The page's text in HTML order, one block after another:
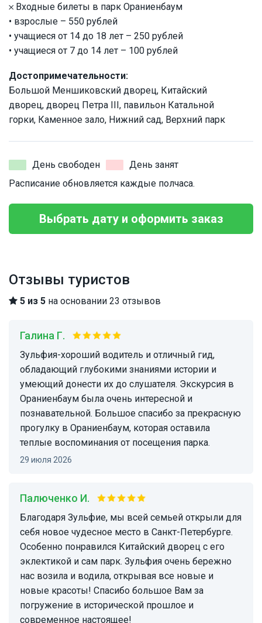
𐄂 Входные билеты в парк Ораниенбаум
• взрослые – 550 рублей
• учащиеся от 14 до 18 лет – 250 рублей
• учащиеся от 7 до 14 лет – 100 рублей
Достопримечательности:
Большой Меншиковский дворец, Китайский
дворец, дворец Петра III, павильон Катальной
горки, Каменное зало, Нижний сад, Верхний парк
День свободен
День занят
Расписание обновляется каждые полчаса.
Выбрать дату и оформить заказ
Отзывы туристов
5 из 5 на основании 23 отзывов
Галина Г.
Зульфия-хороший водитель и отличный гид,
обладающий глубокими знаниями истории и
умеющий донести их до слушателя. Экскурсия в
Ораниенбаум была очень интересной и
познавательной. Большое спасибо за прекрасную
прогулку в Ораниенбаум, которая оставила
теплые воспоминания от посещения парка.
29 июля 2026
Палюченко И.
Благодаря Зульфие, мы всей семьей открыли для
себя новое чудесное место в Санкт-Петербурге.
Особенно понравился Китайский дворец с его
эклектикой и сам парк. Зульфия очень бережно
нас возила и водила, открывая все новые и
новые красоты! Спасибо большое Вам за
погружение в исторической прошлое и
современное настоящее!